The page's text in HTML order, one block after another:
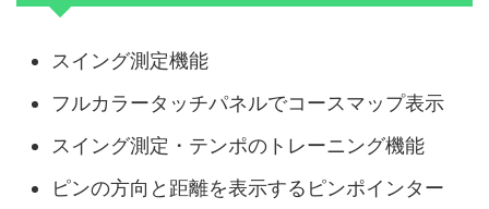
スイング測定機能
フルカラータッチパネルでコースマップ表示
スイング測定・テンポのトレーニング機能
ピンの方向と距離を表示するピンポインター